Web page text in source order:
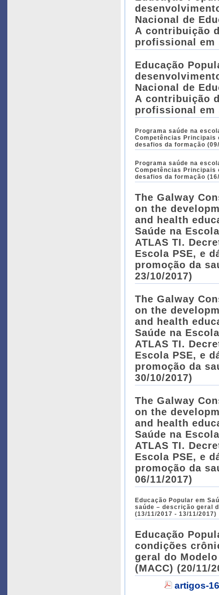
Nacional de
A contribuição
profissional em
Educação
Nacional de
A contribuição
profissional em
Programa saúde na
Competências Principais
desafios da formação
Programa saúde na
Competências Principais
desafios da formação
The Galway
on the
and health
Saúde na
ATLAS TI.
Escola PSE, e
promoção da
23/10/2017)
The Galway
on the
and health
Saúde na
ATLAS TI.
Escola PSE, e
promoção da
30/10/2017)
The Galway
on the
and health
Saúde na
ATLAS TI.
Escola PSE, e
promoção da
06/11/2017)
Educação Popular em
saúde – descrição geral
(13/11/2017 - 13/11/2017)
Educação
condições
geral do
(MACC) (20/11/
artigos-